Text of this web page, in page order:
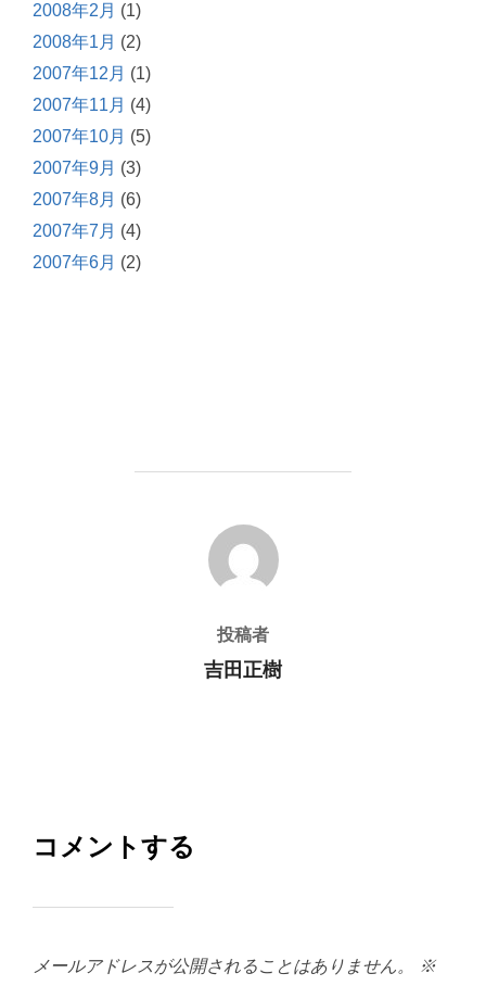
2008年2月 (1)
2008年1月 (2)
2007年12月 (1)
2007年11月 (4)
2007年10月 (5)
2007年9月 (3)
2007年8月 (6)
2007年7月 (4)
2007年6月 (2)
投稿者
投稿者
吉田正樹
コメントする
メールアドレスが公開されることはありません。
※